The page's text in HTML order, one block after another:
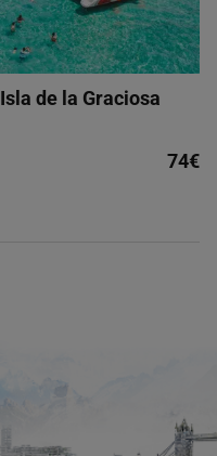
de la Graciosa
74€